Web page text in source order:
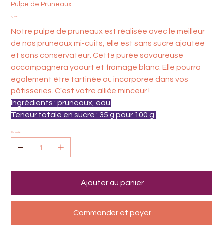
Pulpe de Pruneaux
Prix
5,00 €
Notre pulpe de pruneaux est réalisée avec le meilleur
de nos pruneaux mi-cuits, elle est sans sucre ajoutée
et sans conservateur. Cette purée savoureuse
accompagnera yaourt et fromage blanc. Elle pourra
également être tartinée ou incorporée dans vos
pâtisseries. C'est votre alliée minceur !
Ingrédients : pruneaux, eau.
Teneur totale en sucre : 35 g pour 100 g.
Quantité
Ajouter au panier
Commander et payer